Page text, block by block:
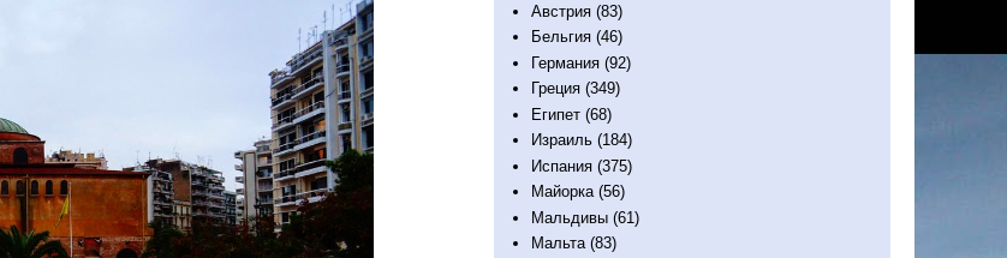
Австрия (83)
Бельгия (46)
Германия (92)
Греция (349)
Египет (68)
Израиль (184)
Испания (375)
Майорка (56)
Мальдивы (61)
Мальта (83)